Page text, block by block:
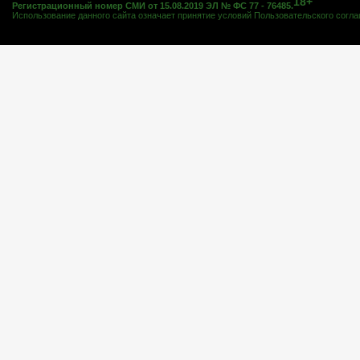
Регистрационный номер СМИ от 15.08.2019 ЭЛ № ФС 77 - 76485.
Использование данного сайта означает принятие условий Пользовательского